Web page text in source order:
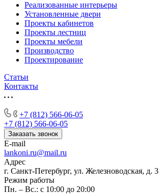
Реализованные интерьеры
Установленные двери
Проекты кабинетов
Проекты лестниц
Проекты мебели
Производство
Проектирование
Статьи
Контакты
+7 (812) 566-06-05
+7 (812) 566-06-05
Заказать звонок
E-mail
lankoni.ru@mail.ru
Адрес
г. Санкт-Петербург, ул. Железноводская, д. 3
Режим работы
Пн. – Вс.: с 10:00 до 20:00